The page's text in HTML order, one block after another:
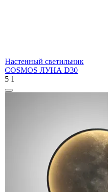
Настенный светильник
COSMOS ЛУНА D30
5 1